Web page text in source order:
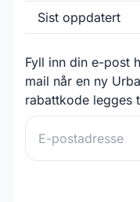
Sist oppdatert
Fyll inn din e-post
mail når en ny
rabattkode legges